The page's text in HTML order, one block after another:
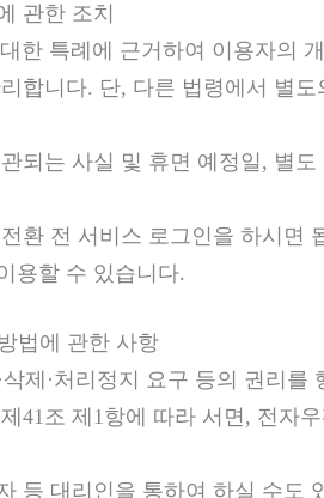
관한 조치
한 특례에 근거하여 이용자의
합니다. 단, 다른 법령에서 별
되는 사실 및 휴면 예정일, 별
환 전 서비스 로그인을 하시면
용할 수 있습니다.
법에 관한 사항
제·처리정지 요구 등의 권리를
41조 제1항에 따라 서면, 전자
대리인을 통하여 하실 수도